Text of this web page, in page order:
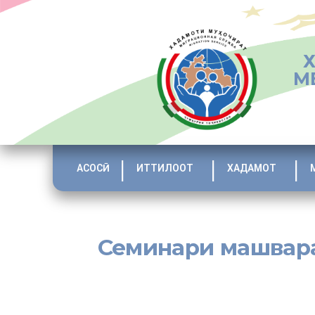
АСОСӢ ИТТИЛООТ ХАДАМОТ
Семинари